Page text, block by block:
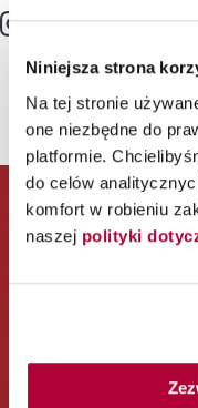
Niniejsza strona
Na tej stronie
one niezbędne do
platformie.
do celów
komfort w robieniu
naszej polityki
ZAPISZ SIĘ
*Rabat jest
Professionals (z